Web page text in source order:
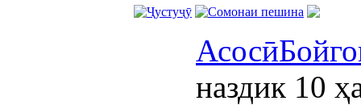
Асосӣ
наздик 10